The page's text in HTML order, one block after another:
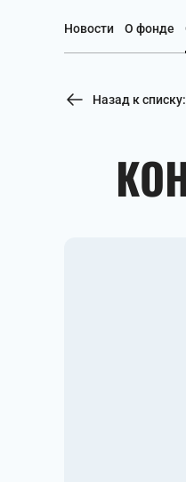
Новости О фонде
Назад к